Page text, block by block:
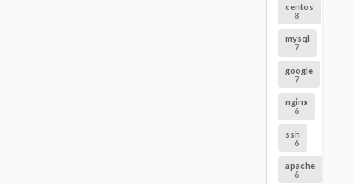
centos
8
mysql
7
google
7
nginx
6
ssh
6
apache
6